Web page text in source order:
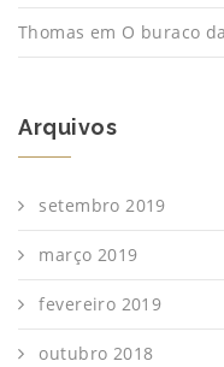
Thomas em O buraco
Arquivos
setembro 2019
março 2019
fevereiro 2019
outubro 2018